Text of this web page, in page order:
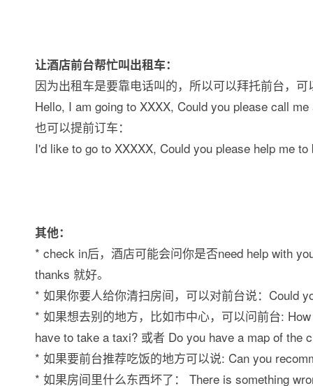
让酒店前台帮忙叫出租车：
因为出租车是要靠电话叫的，所以可以拜托前台，可
Hello, I am going to XXXX, Could you please call
也可以提前订车：
I'd like to go to XXXXX, Could you please help me
其他：
* check in后，酒店可能会问你是否need help with
thanks 就好。
* 如果你要人给你清扫房间，可以对前台说：Could
* 如果想去别的地方，比如市中心，可以问前台:
have to take a taxi? 或者 Do you have a map of the
* 如果要前台推荐吃饭的地方可以说: Can you
* 如果房间里什么东西坏了： There is something